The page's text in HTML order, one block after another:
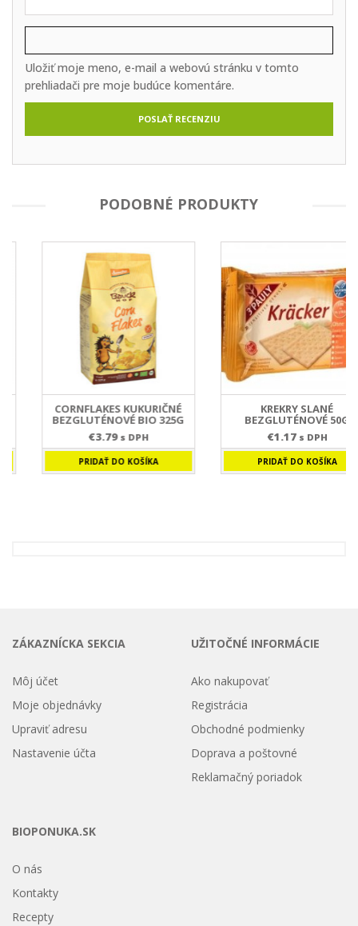
Uložiť moje meno, e-mail a webovú stránku v tomto
prehliadači pre moje budúce komentáre.
PODOBNÉ PRODUKTY
CORNFLAKES KUKURIČNÉ
BEZGLUTÉNOVÉ BIO 325G
s DPH
PRIDAŤ DO KOŠÍKA
KREKRY SLANÉ
BEZGLUTÉNOVÉ 50G
s DPH
PRIDAŤ DO KOŠÍKA
ZÁKAZNÍCKA SEKCIA
Môj účet
Moje objednávky
Upraviť adresu
Nastavenie účta
UŽITOČNÉ INFORMÁCIE
Ako nakupovať
Registrácia
Obchodné podmienky
Doprava a poštovné
Reklamačný poriadok
BIOPONUKA.SK
O nás
Kontakty
Recepty